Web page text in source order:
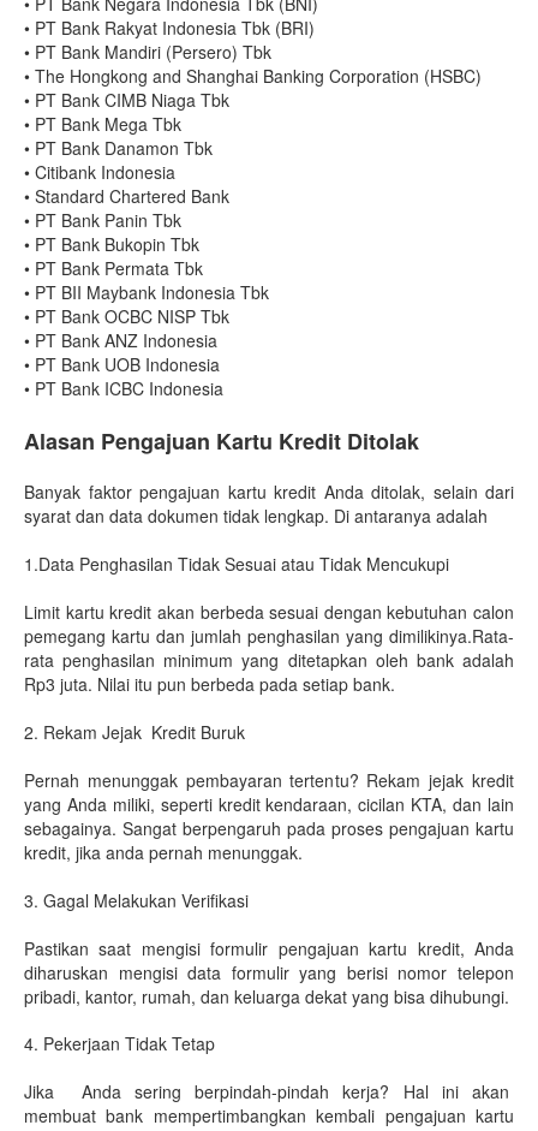
• PT Bank Rakyat Indonesia Tbk (BRI)
• PT Bank Mandiri (Persero) Tbk
• The Hongkong and Shanghai Banking Corporation (HSBC)
• PT Bank CIMB Niaga Tbk
• PT Bank Mega Tbk
• PT Bank Danamon Tbk
• Citibank Indonesia
• Standard Chartered Bank
• PT Bank Panin Tbk
• PT Bank Bukopin Tbk
• PT Bank Permata Tbk
• PT BII Maybank Indonesia Tbk
• PT Bank OCBC NISP Tbk
• PT Bank ANZ Indonesia
• PT Bank UOB Indonesia
• PT Bank ICBC Indonesia
Alasan Pengajuan Kartu Kredit Ditolak
Banyak faktor pengajuan kartu kredit Anda ditolak, selain dari
syarat dan data dokumen tidak lengkap. Di antaranya adalah
1.Data Penghasilan Tidak Sesuai atau Tidak Mencukupi
Limit kartu kredit akan berbeda sesuai dengan kebutuhan calon
pemegang kartu dan jumlah penghasilan yang dimilikinya.Rata-
rata penghasilan minimum yang ditetapkan oleh bank adalah
Rp3 juta. Nilai itu pun berbeda pada setiap bank.
2. Rekam Jejak Kredit Buruk
Pernah menunggak pembayaran tertentu? Rekam jejak kredit
yang Anda miliki, seperti kredit kendaraan, cicilan KTA, dan lain
sebagainya. Sangat berpengaruh pada proses pengajuan kartu
kredit, jika anda pernah menunggak.
3. Gagal Melakukan Verifikasi
Pastikan saat mengisi formulir pengajuan kartu kredit, Anda
diharuskan mengisi data formulir yang berisi nomor telepon
pribadi, kantor, rumah, dan keluarga dekat yang bisa dihubungi.
4. Pekerjaan Tidak Tetap
Jika Anda sering berpindah-pindah kerja? Hal ini akan
membuat bank mempertimbangkan kembali pengajuan kartu